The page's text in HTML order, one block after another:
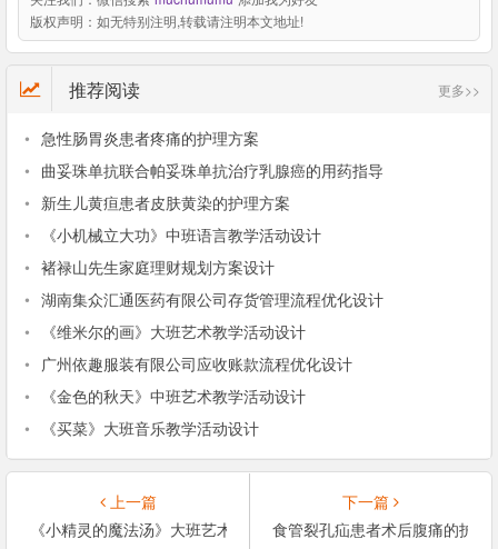
版权声明： 如无特别注明,转载请注明本文地址!
推荐阅读 更多>>
• 急性肠胃炎患者疼痛的护理方案
• 曲妥珠单抗联合帕妥珠单抗治疗乳腺癌的用药指导
• 新生儿黄疸患者皮肤黄染的护理方案
•
《小机械立大功》中班语言教学活动设计
• 褚禄山先生家庭理财规划方案设计
• 湖南集众汇通医药有限公司存货管理流程优化设计
•
《维米尔的画》大班艺术教学活动设计
•
广州依趣服装有限公司应收账款流程优化设计
•
《金色的秋天》中班艺术教学活动设计
•
《买菜》大班音乐教学活动设计
上一篇
《小精灵的魔法汤》大班艺术教学活动设计
下一篇
食管裂孔疝患者术后腹痛的护理